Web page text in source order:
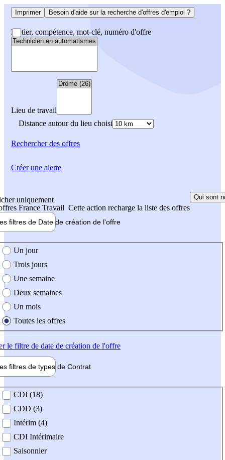
Imprimer Besoin d'aide sur la recherche d'offres d'emploi ?
Métier, compétence, mot-clé, numéro d'offre
Lieu de travail
Distance autour du lieu choisi
Rechercherdes offres
uniquement
France Travail Cette action recharge la liste des offres
Qui sont
filtres de Date de création de l'offre
création de l'offre
Un jour
Trois jours
Une semaine
Deux semaines
Un mois
Toutes les offres
le filtre de date de création de l'offre
filtres de types de Contrat
contrat
CDI (18)
CDD (3)
Intérim (4)
CDI Intérimaire
Saisonnier
Créer une alerte